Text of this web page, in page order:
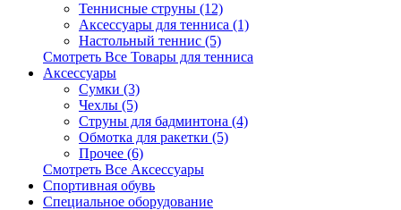
Теннисные струны (12)
Аксессуары для тенниса (1)
Настольный теннис (5)
Смотреть Все Товары для тенниса
Аксессуары
Сумки (3)
Чехлы (5)
Струны для бадминтона (4)
Обмотка для ракетки (5)
Прочее (6)
Смотреть Все Аксессуары
Спортивная обувь
Специальное оборудование